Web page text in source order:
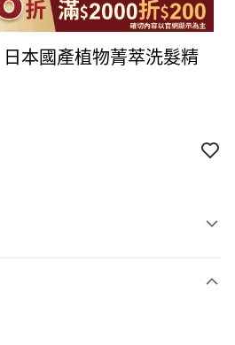
日本國產植物菁萃洗髮精